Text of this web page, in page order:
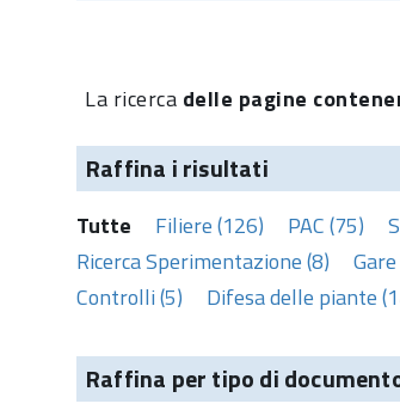
La ricerca delle pagine
Raffina i risultati
Tutte Filiere (126) PAC (75)
Ricerca Sperimentazione (8)
Controlli (5)
Difesa delle piante
Raffina per tipo di